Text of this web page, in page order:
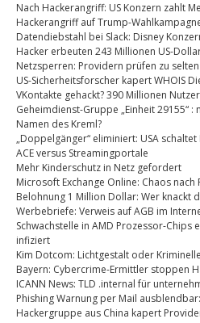
Nach Hackerangriff: US Konzern zahlt
Hackerangriff auf Trump-
Datendiebstahl bei Slack: Disney
Hacker erbeuten 243 Millionen US-
Netzsperren: Providern prüfen zu
US-Sicherheitsforscher kapert WHOIS
VKontakte gehackt? 390 Millionen
Geheimdienst-Gruppe „Einheit 29155“
Namen des Kreml?
„Doppelgänger“ eliminiert: USA
ACE versus Streamingportale
Mehr Kinderschutz in Netz gefordert
Microsoft Exchange Online: Chaos nach
Belohnung 1 Million Dollar: Wer knackt
Werbebriefe: Verweis auf AGB im
Schwachstelle in AMD Prozessor-Chips
infiziert
Kim Dotcom: Lichtgestalt oder
Bayern: Cybercrime-Ermittler stoppen
ICANN News: TLD .internal für
Phishing Warnung per Mail
Hackergruppe aus China kapert